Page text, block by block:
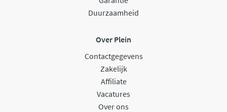
Duurzaamheid
Over Plein
Contactgegevens
Zakelijk
Affiliate
Vacatures
Over ons